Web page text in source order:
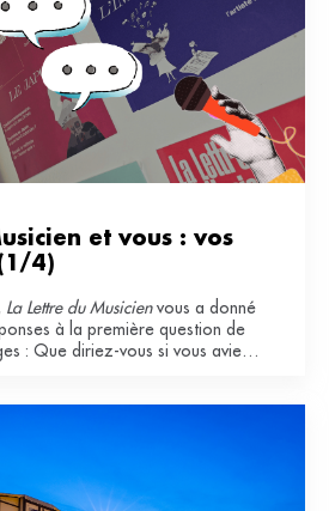
et vous : vos
4)
La Lettre du Musicienvous a donné
à la première question de
: Que diriez-vous si vous aviez